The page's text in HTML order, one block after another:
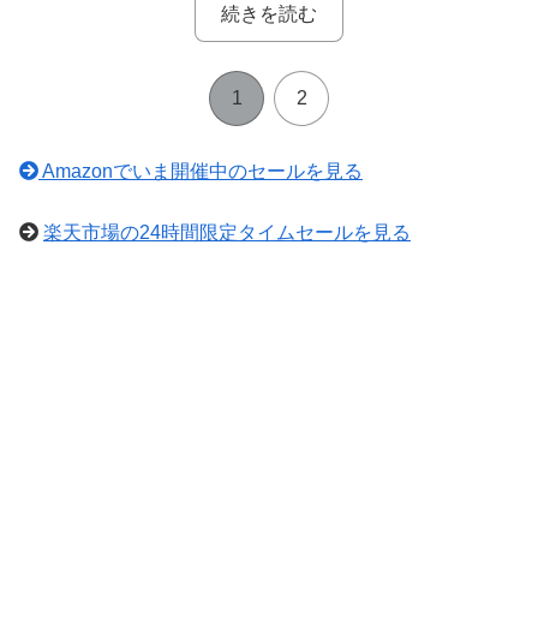
続きを読む
1 2
Amazonでいま開催中のセールを見る
楽天市場の24時間限定タイムセールを見る